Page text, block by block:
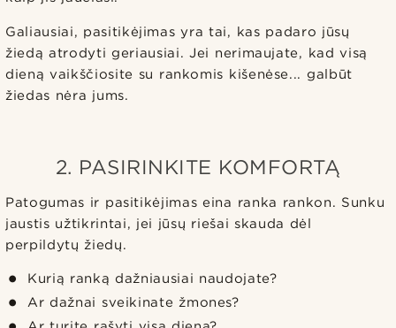
Galiausiai, pasitikėjimas yra tai, kas padaro jūsų
žiedą atrodyti geriausiai. Jei nerimaujate, kad visą
dieną vaikščiosite su rankomis kišenėse... galbūt
žiedas nėra jums.
2. PASIRINKITE KOMFORTĄ
Patogumas ir pasitikėjimas eina ranka rankon. Sunku
jaustis užtikrintai, jei jūsų riešai skauda dėl
perpildytų žiedų.
Kurią ranką dažniausiai naudojate?
Ar dažnai sveikinate žmones?